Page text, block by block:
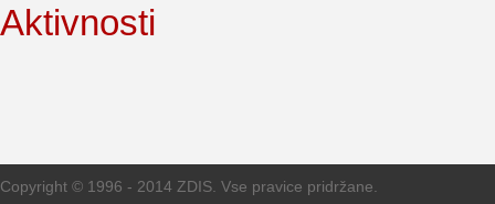
Aktivnosti
Copyright © 1996 - 2014 ZDIS. Vse pravice pridržane.